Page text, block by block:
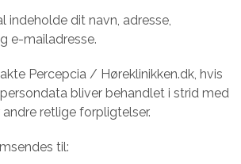
indeholde dit navn, adresse,
e-mailadresse.
Percepcia / Høreklinikken.dk, hvis
bliver behandlet i strid med
retlige forpligtelser.
til: